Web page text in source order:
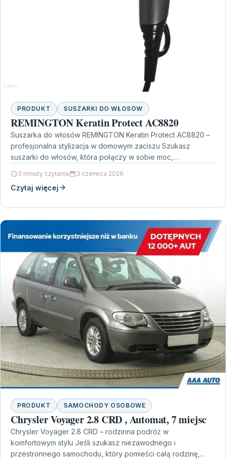
PRODUKT SUSZARKI DO WŁOSÓW
REMINGTON Keratin Protect AC8820
Suszarka do włosów REMINGTON Keratin Protect AC8820 –
profesjonalna stylizacja w domowym zaciszu Szukasz
suszarki do włosów, która połączy w sobie moc,
3 minuty czytania 3 czerwca 2026
Czytaj więcej
PRODUKT SAMOCHODY OSOBOWE
Chrysler Voyager 2.8 CRD , Automat, 7 miejsc
Chrysler Voyager 2.8 CRD – rodzinna podróż w
komfortowym stylu Jeśli szukasz niezawodnego i
przestronnego samochodu, który pomieści całą rodzinę,